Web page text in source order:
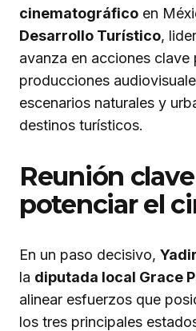
cinematográfico en
Desarrollo Turístico,
avanza en acciones clave
producciones
escenarios naturales y
destinos turísticos.
Reunión
potenciar el
En un paso decisivo,
la diputada local Grace
alinear esfuerzos que
los tres principales